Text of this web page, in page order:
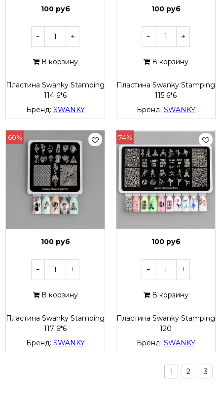
100 руб
В корзину
Пластина Swanky Stamping
114 6*6
Бренд: SWANKY
100 руб
В корзину
Пластина Swanky Stamping
115 6*6
Бренд: SWANKY
60%
100 руб
В корзину
Пластина Swanky Stamping
117 6*6
Бренд: SWANKY
74%
100 руб
В корзину
Пластина Swanky Stamping
120
Бренд: SWANKY
1 2 3